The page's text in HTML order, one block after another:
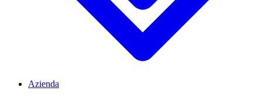
Azienda